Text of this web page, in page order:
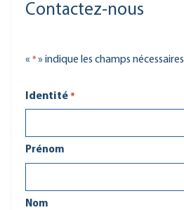
Contactez-nous
« * » indique les champs nécessaires
Identité *
Prénom
Nom